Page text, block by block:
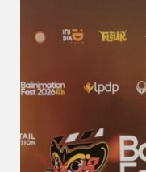
Fest
Karya
Office